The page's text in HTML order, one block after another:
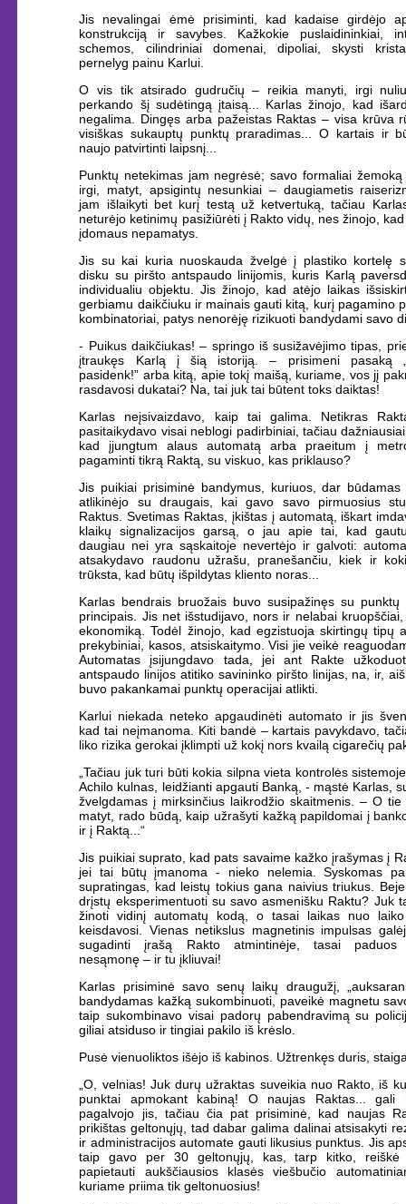
Jis nevalingai ėmė prisiminti, kad kadaise girdėjo
konstrukciją ir savybes. Kažkokie puslaidininkiai,
schemos, cilindriniai domenai, dipoliai, skysti
pernelyg painu Karlui.
O vis tik atsirado gudručių – reikia manyti, irgi
perkando šį sudėtingą įtaisą... Karlas žinojo, kad
negalima. Dingęs arba pažeistas Raktas – visa krūva
visiškas sukauptų punktų praradimas... O kartais ir
naujo patvirtinti laipsnį...
Punktų netekimas jam negrėsė; savo formaliai
irgi, matyt, apsigintų nesunkiai – daugiametis
jam išlaikyti bet kurį testą už ketvertuką, tačiau
neturėjo ketinimų pasižiūrėti į Rakto vidų, nes žinojo,
įdomaus nepamatys.
Jis su kai kuria nuoskauda žvelgė į plastiko kortelę
disku su piršto antspaudo linijomis, kuris Karlą
individualiu objektu. Jis žinojo, kad atėjo laikas
gerbiamu daikčiuku ir mainais gauti kitą, kurį pagamino
kombinatoriai, patys nenorėję rizikuoti bandydami savo
- Puikus daikčiukas! – springo iš susižavėjimo tipas,
įtraukęs Karlą į šią istoriją. – prisimeni pasaką
pasidenk!” arba kitą, apie tokį maišą, kuriame, vos jį
rasdavosi dukatai? Na, tai juk tai būtent toks daiktas!
Karlas neįsivaizdavo, kaip tai galima. Netikras
pasitaikydavo visai neblogi padirbiniai, tačiau
kad įjungtum alaus automatą arba praeitum į
pagaminti tikrą Raktą, su viskuo, kas priklauso?
Jis puikiai prisiminė bandymus, kuriuos, dar būdamas
atlikinėjo su draugais, kai gavo savo pirmuosius
Raktus. Svetimas Raktas, įkištas į automatą, iškart
klaikų signalizacijos garsą, o jau apie tai, kad
daugiau nei yra sąskaitoje nevertėjo ir galvoti:
atsakydavo raudonu užrašu, pranešančiu, kiek ir
trūksta, kad būtų išpildytas kliento noras...
Karlas bendrais bruožais buvo susipažinęs su punktų
principais. Jis net išstudijavo, nors ir nelabai
ekonomiką. Todėl žinojo, kad egzistuoja skirtingų tipų
prekybiniai, kasos, atsiskaitymo. Visi jie veikė
Automatas įsijungdavo tada, jei ant Rakte
antspaudo linijos atitiko savininko piršto linijas, na, ir,
buvo pakankamai punktų operacijai atlikti.
Karlui niekada neteko apgaudinėti automato ir jis
kad tai neįmanoma. Kiti bandė – kartais pavykdavo,
liko rizika gerokai įklimpti už kokį nors kvailą cigarečių
„Tačiau juk turi būti kokia silpna vieta kontrolės
Achilo kulnas, leidžianti apgauti Banką, - mąstė Karlas,
žvelgdamas į mirksinčius laikrodžio skaitmenis. – O tie
matyt, rado būdą, kaip užrašyti kažką papildomai į
ir į Raktą...“
Jis puikiai suprato, kad pats savaime kažko įrašymas į
jei tai būtų įmanoma - nieko nelemia. Syskomas
supratingas, kad leistų tokius gana naivius triukus.
drįstų eksperimentuoti su savo asmenišku Raktu? Juk
žinoti vidinį automatų kodą, o tasai laikas nuo
keisdavosi. Vienas netikslus magnetinis impulsas
sugadinti įrašą Rakto atmintinėje, tasai paduos
nesąmonę – ir tu įkliuvai!
Karlas prisiminė savo senų laikų draugužį,
bandydamas kažką sukombinuoti, paveikė magnetu
taip sukombinavo visai padorų pabendravimą su
giliai atsiduso ir tingiai pakilo iš krėslo.
Pusė vienuoliktos išėjo iš kabinos. Užtrenkęs duris,
„O, velnias! Juk durų užraktas suveikia nuo Rakto, iš
punktai apmokant kabiną! O naujas Raktas... gali
pagalvojo jis, tačiau čia pat prisiminė, kad naujas
prikištas geltonųjų, tad dabar galima dalinai atsisakyti
ir administracijos automate gauti likusius punktus. Jis
taip gavo per 30 geltonųjų, kas, tarp kitko, reiškė
papietauti aukščiausios klasės viešbučio
kuriame priima tik geltonuosius!